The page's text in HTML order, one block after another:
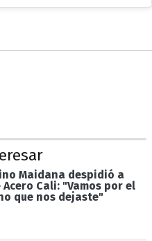
Maidana despidió a
Acero Cali: "Vamos por el
que nos dejaste"